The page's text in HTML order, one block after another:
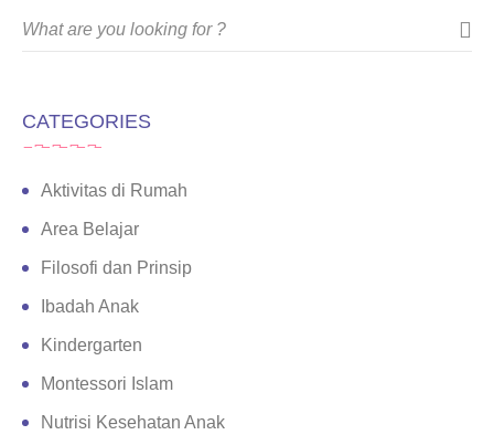
CATEGORIES
Aktivitas di Rumah
Area Belajar
Filosofi dan Prinsip
Ibadah Anak
Kindergarten
Montessori Islam
Nutrisi Kesehatan Anak